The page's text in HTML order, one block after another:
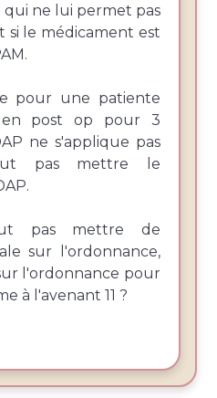
ne lui permet pas
si le médicament est
pour une patiente
post op pour 3
ne s'applique pas
pas mettre le
pas mettre de
sur l'ordonnance,
l'ordonnance pour
à l'avenant 11 ?